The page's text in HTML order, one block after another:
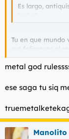
Es largo,
Tu en que mundo
sus feligreses al
metal god
ese saga tu siq
Manolito